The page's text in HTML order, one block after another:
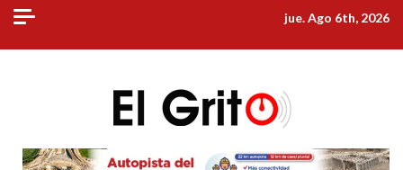
Skip
content
jue. Ago 6th, 2026